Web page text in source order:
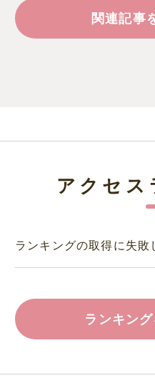
関連記事
アクセス
ランキングの取得に失敗
ランキン